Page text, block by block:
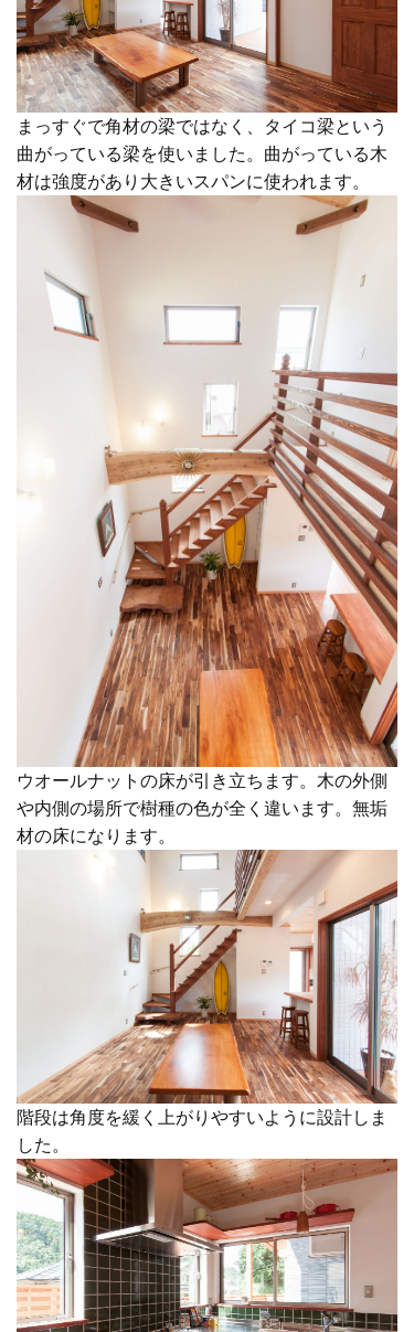
まっすぐで角材の梁ではなく、タイコ梁という
曲がっている梁を使いました。曲がっている木
材は強度があり大きいスパンに使われます。
ウオールナットの床が引き立ちます。木の外側
や内側の場所で樹種の色が全く違います。無垢
材の床になります。
階段は角度を緩く上がりやすいように設計しま
した。